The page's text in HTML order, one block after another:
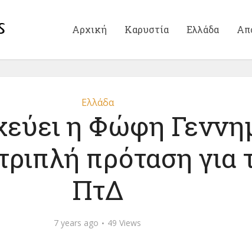
Αρχική Καρυστία Ελλάδα
Ελλάδα
η Φώφη
πρόταση για
ΠτΔ
7 years ago 49 Views